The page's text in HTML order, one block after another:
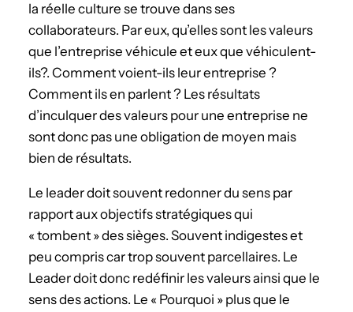
la réelle culture se trouve dans ses
collaborateurs. Par eux, qu’elles sont les valeurs
que l’entreprise véhicule et eux que véhiculent-
ils?. Comment voient-ils leur entreprise ?
Comment ils en parlent ? Les résultats
d’inculquer des valeurs pour une entreprise ne
sont donc pas une obligation de moyen mais
bien de résultats.
Le leader doit souvent redonner du sens par
rapport aux objectifs stratégiques qui
« tombent » des sièges. Souvent indigestes et
peu compris car trop souvent parcellaires. Le
Leader doit donc redéfinir les valeurs ainsi que le
sens des actions. Le « Pourquoi » plus que le